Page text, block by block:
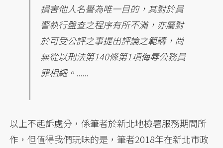
損害他人名譽為唯一目的，其對於員
警執行盤查之程序有所不滿，亦屬對
於可受公評之事提出評論之範疇，尚
無從以刑法第140條第1項侮辱公務員
罪相繩。......
以上不起訴處分，係筆者於新北地檢署服務期間所
作，但值得我們玩味的是，筆者2018年在新北市政